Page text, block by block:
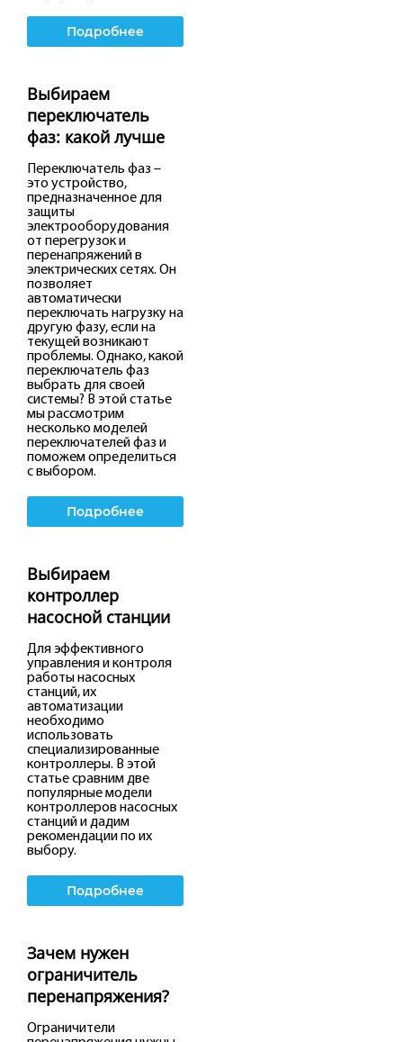
Подробнее
Выбираем
переключатель
фаз: какой лучше
Переключатель фаз –
это устройство,
предназначенное для
защиты
электрооборудования
от перегрузок и
перенапряжений в
электрических сетях. Он
позволяет
автоматически
переключать нагрузку на
другую фазу, если на
текущей возникают
проблемы. Однако, какой
переключатель фаз
выбрать для своей
системы? В этой статье
мы рассмотрим
несколько моделей
переключателей фаз и
поможем определиться
с выбором.
Подробнее
Выбираем
контроллер
насосной станции
Для эффективного
управления и контроля
работы насосных
станций, их
автоматизации
необходимо
использовать
специализированные
контроллеры. В этой
статье сравним две
популярные модели
контроллеров насосных
станций и дадим
рекомендации по их
выбору.
Подробнее
Зачем нужен
ограничитель
перенапряжения?
Ограничители